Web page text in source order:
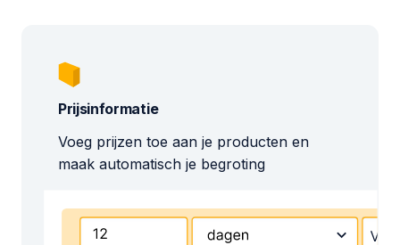
Prijsinformatie
Voeg prijzen toe aan je producten en
maak automatisch je begroting